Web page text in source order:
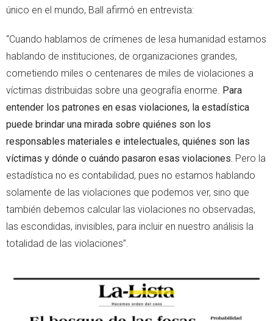
único en el mundo, Ball afirmó en entrevista:
“Cuando hablamos de crímenes de lesa humanidad estamos
hablando de instituciones, de organizaciones grandes,
cometiendo miles o centenares de miles de violaciones a
víctimas distribuidas sobre una geografía enorme. Para
entender los patrones en esas violaciones, la estadística
puede brindar una mirada sobre quiénes son los
responsables materiales e intelectuales, quiénes son las
víctimas y dónde o cuándo pasaron esas violaciones. Pero la
estadística no es contabilidad, pues no estamos hablando
solamente de las violaciones que podemos ver, sino que
también debemos calcular las violaciones no observadas,
las escondidas, invisibles, para incluir en nuestro análisis la
totalidad de las violaciones”.